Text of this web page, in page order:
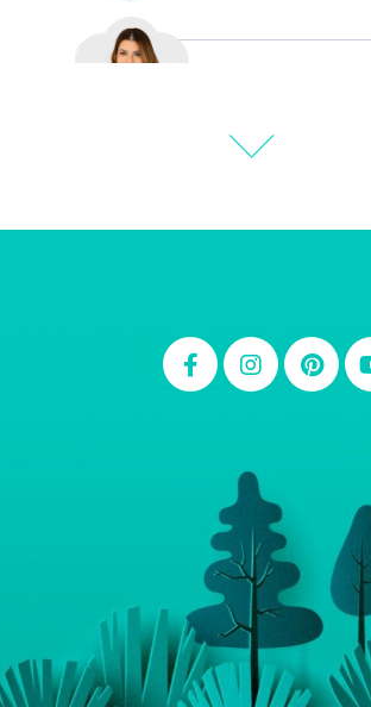
Carla Eschberger
Carol Pessoa
Ju Mirthes